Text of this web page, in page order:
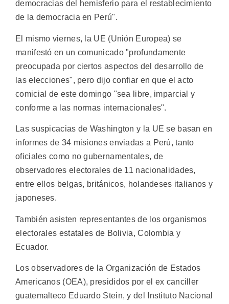
democracias del hemisferio para el restablecimiento
de la democracia en Perú".
El mismo viernes, la UE (Unión Europea) se
manifestó en un comunicado "profundamente
preocupada por ciertos aspectos del desarrollo de
las elecciones", pero dijo confiar en que el acto
comicial de este domingo "sea libre, imparcial y
conforme a las normas internacionales".
Las suspicacias de Washington y la UE se basan en
informes de 34 misiones enviadas a Perú, tanto
oficiales como no gubernamentales, de
observadores electorales de 11 nacionalidades,
entre ellos belgas, británicos, holandeses italianos y
japoneses.
También asisten representantes de los organismos
electorales estatales de Bolivia, Colombia y
Ecuador.
Los observadores de la Organización de Estados
Americanos (OEA), presididos por el ex canciller
guatemalteco Eduardo Stein, y del Instituto Nacional